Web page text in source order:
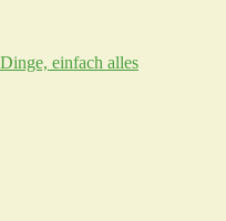
einfach alles